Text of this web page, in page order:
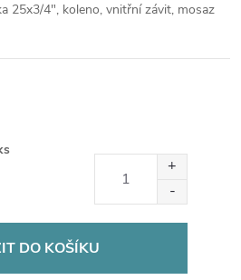
25x3/4", koleno, vnitřní závit, mosaz
DO KOŠÍKU